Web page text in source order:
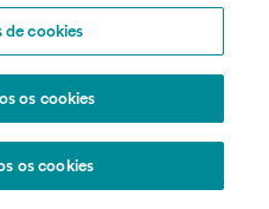
de cookies
os cookies
os cookies